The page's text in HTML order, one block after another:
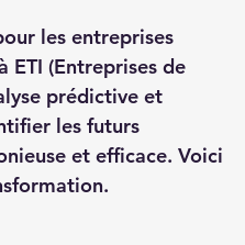
les entreprises
ETI (Entreprises de
prédictive et
les futurs
et efficace. Voici